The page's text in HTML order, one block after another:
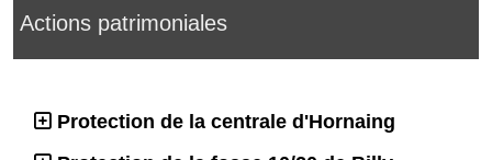
Actions patrimoniales
Protection de la centrale d'Hornaing